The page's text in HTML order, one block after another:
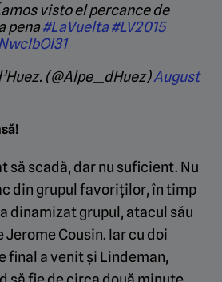
visto el percance de
pena#LaVuelta#LV2015
(@Alpe__dHuez)August
să scadă, dar nu suficient. Nu
din grupul favoriților, în timp
dinamizat grupul, atacul său
Cousin. Iar cu doi
final a venit și Lindeman,